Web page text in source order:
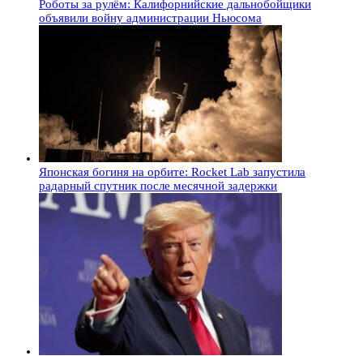
Роботы за рулём: Калифорнийские дальнобойщики
объявили войну администрации Ньюсома
Японская богиня на орбите: Rocket Lab запустила
радарный спутник после месячной задержки